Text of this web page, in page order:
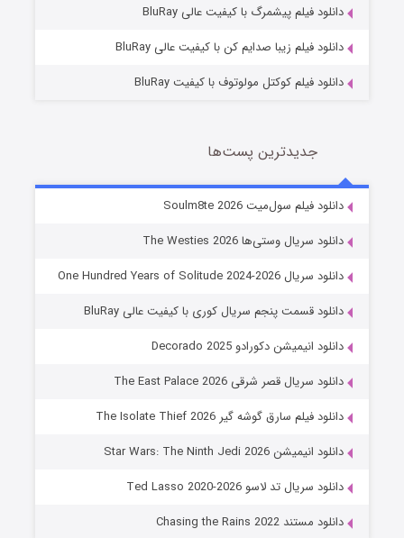
خاندان اژدها فصل ۳
جادوگری در مغولستان
قسمت 14 (زیرنویس) منتشر شد
دانلود فیلم پیشمرگ با کیفیت عالی BluRay
دانلود فیلم زیبا صدایم کن با کیفیت عالی BluRay
دانلود فیلم کوکتل مولوتوف با کیفیت BluRay
جدیدترین پست‌ها
دانلود فیلم سول‌میت Soulm8te 2026
دانلود سریال وستی‌ها The Westies 2026
دانلود سریال One Hundred Years of Solitude 2024-2026
دانلود قسمت پنجم سریال کوری با کیفیت عالی BluRay
دانلود انیمیشن دکورادو Decorado 2025
دانلود سریال قصر شرقی The East Palace 2026
دانلود فیلم سارق گوشه گیر The Isolate Thief 2026
دانلود انیمیشن Star Wars: The Ninth Jedi 2026
دانلود سریال تد لاسو Ted Lasso 2020-2026
دانلود مستند Chasing the Rains 2022